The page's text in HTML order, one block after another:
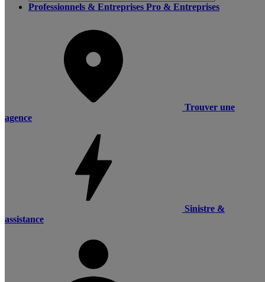
Professionnels & Entreprises Pro & Entreprises
Trouver une
agence
Sinistre &
assistance